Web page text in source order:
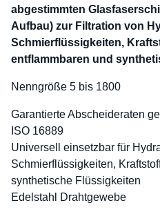
abgestimmten
Aufbau) zur Filtration von
Schmierflüssigkeiten,
entflammbaren und
Nenngröße 5 bis 1800
Garantierte Abscheideraten
ISO 16889
Universell einsetzbar für
Schmierflüssigkeiten,
synthetische Flüssigkeiten
Edelstahl Drahtgewebe